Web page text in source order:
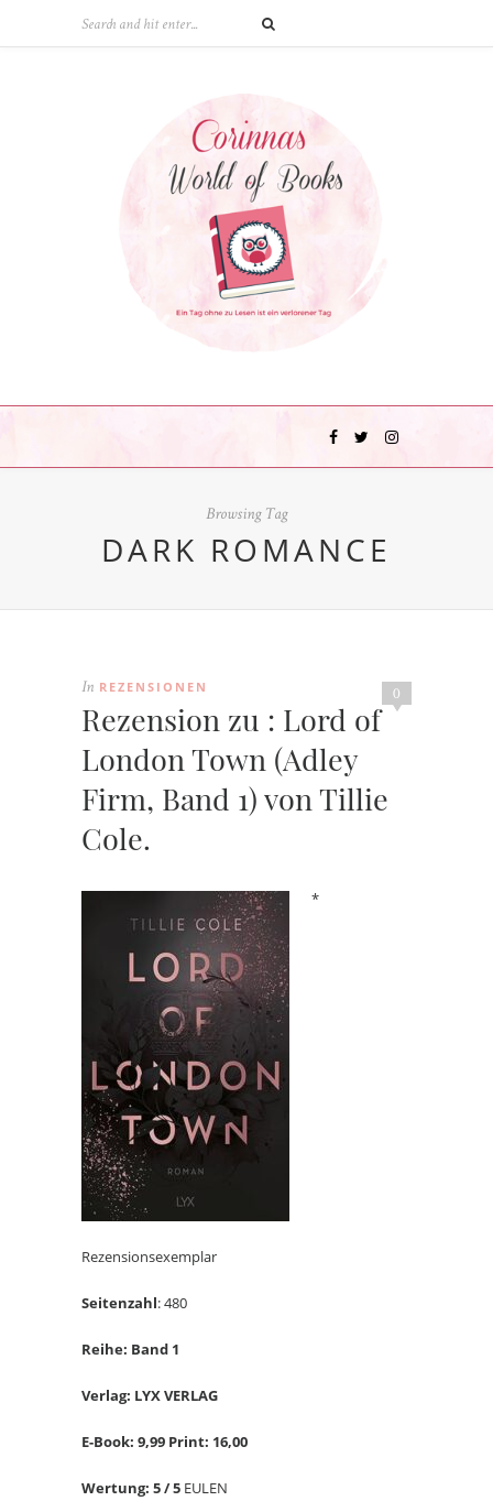
Browsing Tag
DARK ROMANCE
0
In REZENSIONEN
Rezension zu : Lord of
London Town (Adley
Firm, Band 1) von Tillie
Cole.
*
Rezensionsexemplar
Seitenzahl: 480
Reihe: Band 1
Verlag: LYX VERLAG
E-Book: 9,99 Print: 16,00
Wertung: 5/ 5 EULEN